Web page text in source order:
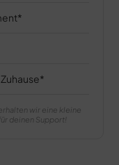
wir eine kleine
deinen Support!